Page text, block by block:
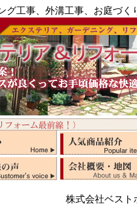
グ工事、外溝工事、お庭づ
株式会社ベスト